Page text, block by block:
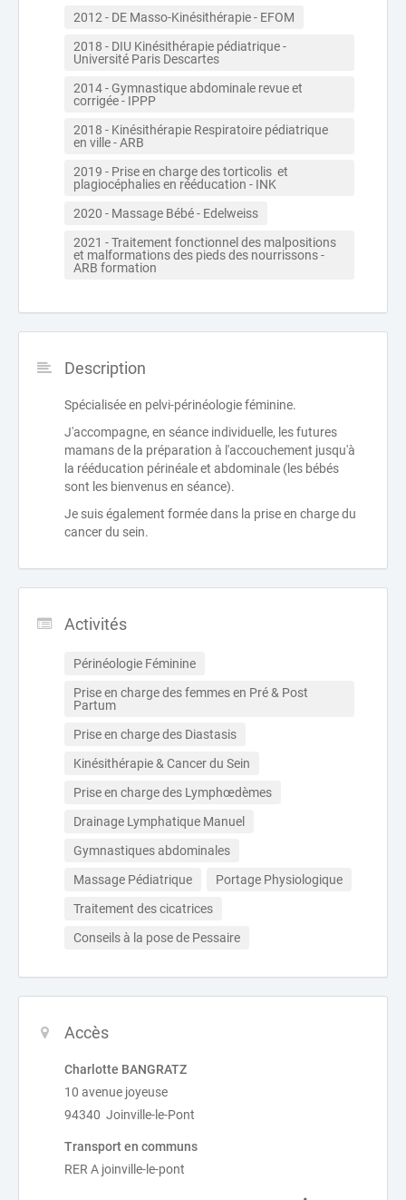
2012 - DE Masso-Kinésithérapie - EFOM
2018 - DIU Kinésithérapie pédiatrique -
Université Paris Descartes
2014 - Gymnastique abdominale revue et
corrigée - IPPP
2018 - Kinésithérapie Respiratoire pédiatrique
en ville - ARB
2019 - Prise en charge des torticolis  et
plagiocéphalies en rééducation - INK
2020 - Massage Bébé - Edelweiss
2021 - Traitement fonctionnel des malpositions
et malformations des pieds des nourrissons -
ARB formation
Description
Spécialisée en pelvi-périnéologie féminine.
J'accompagne, en séance individuelle, les futures
mamans de la préparation à l'accouchement jusqu'à
la rééducation périnéale et abdominale (les bébés
sont les bienvenus en séance).
Je suis également formée dans la prise en charge du
cancer du sein.
Activités
Périnéologie Féminine
Prise en charge des femmes en Pré & Post
Partum
Prise en charge des Diastasis
Kinésithérapie & Cancer du Sein
Prise en charge des Lymphœdèmes
Drainage Lymphatique Manuel
Gymnastiques abdominales
Massage Pédiatrique
Portage Physiologique
Traitement des cicatrices
Conseils à la pose de Pessaire
Accès
Charlotte BANGRATZ
10 avenue joyeuse
94340 Joinville-le-Pont
Transport en communs
RER A joinville-le-pont